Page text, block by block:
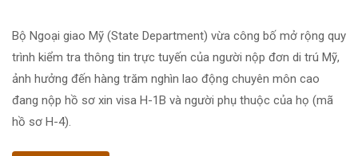
Bộ Ngoại giao Mỹ (State Department) vừa công bố mở rộng quy
trình kiểm tra thông tin trực tuyến của người nộp đơn di trú Mỹ,
ảnh hưởng đến hàng trăm nghìn lao động chuyên môn cao
đang nộp hồ sơ xin visa H-1B và người phụ thuộc của họ (mã
hồ sơ H-4).